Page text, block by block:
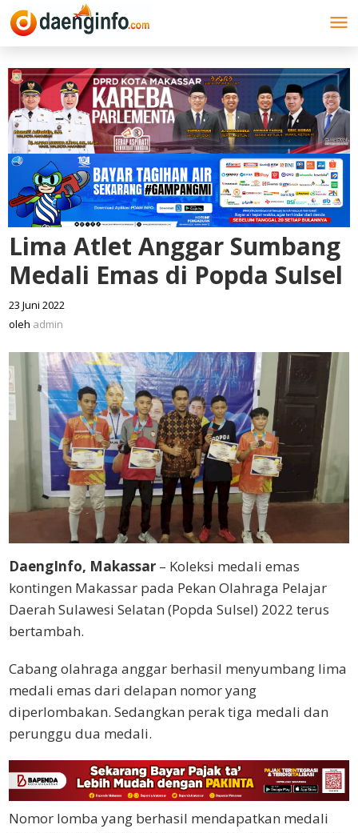
Lewati
ke
Lima Atlet Anggar Sumbang
Medali Emas di Popda Sulsel
23 Juni 2022
oleh admin
DaengInfo, Makassar – Koleksi medali emas
kontingen Makassar pada Pekan Olahraga Pelajar
Daerah Sulawesi Selatan (Popda Sulsel) 2022 terus
bertambah.
Cabang olahraga anggar berhasil menyumbang lima
medali emas dari delapan nomor yang
diperlombakan. Sedangkan perak tiga medali dan
perunggu dua medali.
Nomor lomba yang berhasil mendapatkan medali